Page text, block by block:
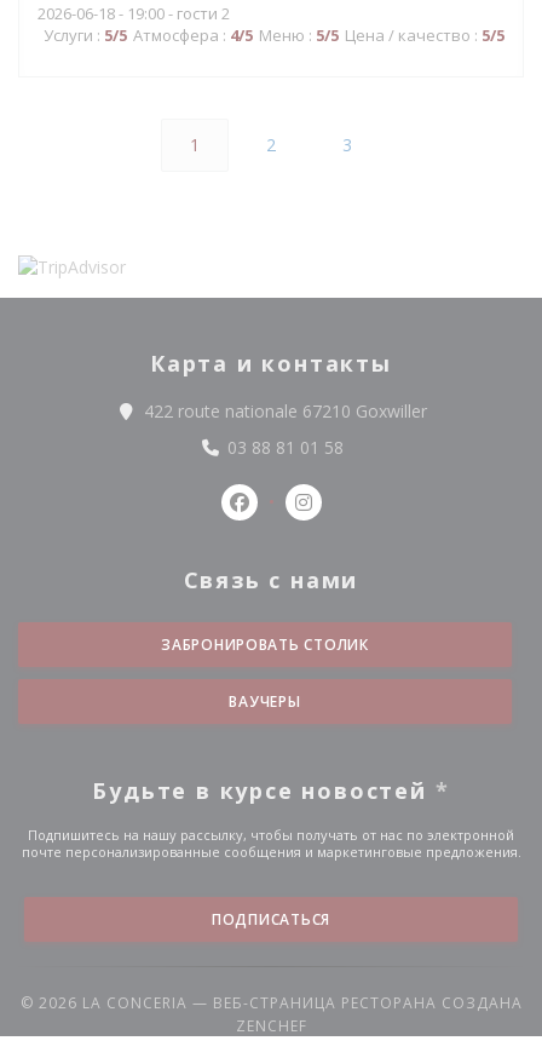
2026-06-18- 19:00 - гости 2
Услуги : 5/5 Атмосфера : 4/5 Меню : 5/5 Цена / качество : 5/5
1 2 3
Карта и контакты
422 route nationale 67210 Goxwiller
03 88 81 01 58
Facebook ((открывается в
Instagram
Связь с нами
ЗАБРОНИРОВАТЬ СТОЛИК
ВАУЧЕРЫ
Будьте в курсе новостей *
Подпишитесь на нашу рассылку, чтобы получать от нас по электронной
почте персонализированные сообщения и маркетинговые предложения.
ПОДПИСАТЬСЯ
© 2026 LA CONCERIA — ВЕБ-СТРАНИЦА РЕСТОРАНА СОЗДАНА
ZENCHEF((ОТКРЫВАЕТСЯ В НОВОМ